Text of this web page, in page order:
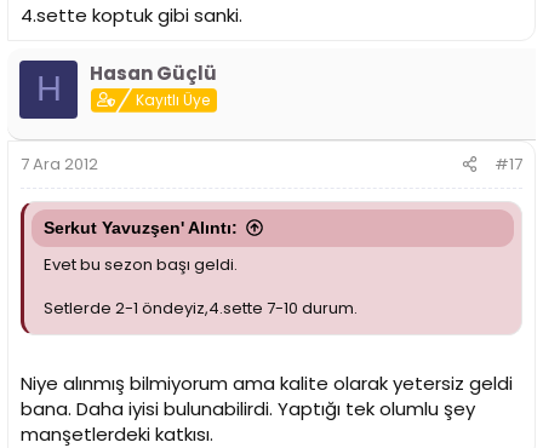
4.sette koptuk gibi sanki.
H Hasan Güçlü
Kayıtlı Üye
7 Ara 2012 #17
Serkut Yavuzşen' Alıntı:
Evet bu sezon başı geldi.
Setlerde 2-1 öndeyiz,4.sette 7-10 durum.
Niye alınmış bilmiyorum ama kalite olarak yetersiz geldi
bana. Daha iyisi bulunabilirdi. Yaptığı tek olumlu şey
manşetlerdeki katkısı.